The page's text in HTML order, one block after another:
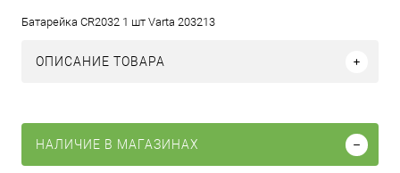
Батарейка CR2032 1 шт Varta 203213
ОПИСАНИЕ ТОВАРА
НАЛИЧИЕ В МАГАЗИНАХ